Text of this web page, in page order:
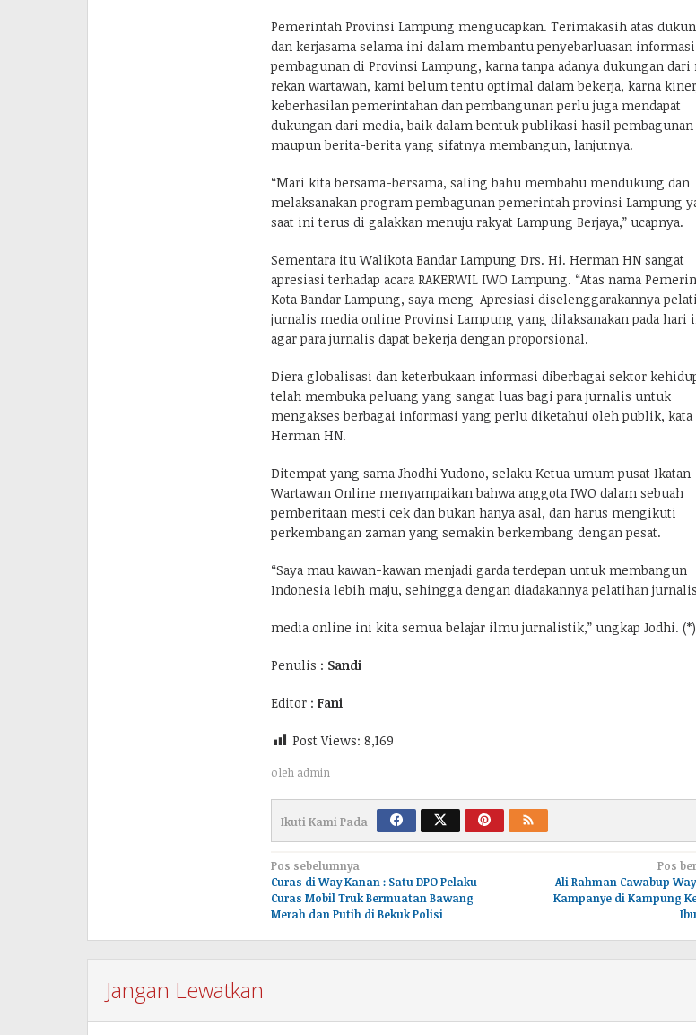
Pemerintah Provinsi Lampung mengucapkan. Terimakasih atas
dan kerjasama selama ini dalam membantu penyebarluasan informasi
pembagunan di Provinsi Lampung, karna tanpa adanya dukungan dari
rekan wartawan, kami belum tentu optimal dalam bekerja, karna
keberhasilan pemerintahan dan pembangunan perlu juga mendapat
dukungan dari media, baik dalam bentuk publikasi hasil pembagunan
maupun berita-berita yang sifatnya membangun, lanjutnya.
“Mari kita bersama-bersama, saling bahu membahu mendukung dan
melaksanakan program pembagunan pemerintah provinsi Lampung
saat ini terus di galakkan menuju rakyat Lampung Berjaya,” ucapnya.
Sementara itu Walikota Bandar Lampung Drs. Hi. Herman HN sangat
apresiasi terhadap acara RAKERWIL IWO Lampung. “Atas nama
Kota Bandar Lampung, saya meng-Apresiasi diselenggarakannya
jurnalis media online Provinsi Lampung yang dilaksanakan pada hari
agar para jurnalis dapat bekerja dengan proporsional.
Diera globalisasi dan keterbukaan informasi diberbagai sektor
telah membuka peluang yang sangat luas bagi para jurnalis untuk
mengakses berbagai informasi yang perlu diketahui oleh publik, kata
Herman HN.
Ditempat yang sama Jhodhi Yudono, selaku Ketua umum pusat Ikatan
Wartawan Online menyampaikan bahwa anggota IWO dalam sebuah
pemberitaan mesti cek dan bukan hanya asal, dan harus mengikuti
perkembangan zaman yang semakin berkembang dengan pesat.
“Saya mau kawan-kawan menjadi garda terdepan untuk membangun
Indonesia lebih maju, sehingga dengan diadakannya pelatihan jurnalis
media online ini kita semua belajar ilmu jurnalistik,” ungkap Jodhi. (*)
Penulis : Sandi
Editor : Fani
Post Views: 8,169
oleh admin
Ikuti Kami Pada
Navigasi
pos
Pos sebelumnya
Curas di Way Kanan : Satu DPO Pelaku
Curas Mobil Truk Bermuatan Bawang
Merah dan Putih di Bekuk Polisi
Pos
Ali Rahman Cawabup
Kampanye di Kampung
Jangan Lewatkan